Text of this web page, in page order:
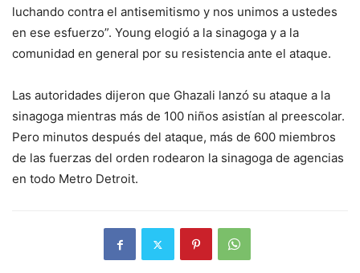
luchando contra el antisemitismo y nos unimos a ustedes
en ese esfuerzo”. Young elogió a la sinagoga y a la
comunidad en general por su resistencia ante el ataque.
Las autoridades dijeron que Ghazali lanzó su ataque a la
sinagoga mientras más de 100 niños asistían al preescolar.
Pero minutos después del ataque, más de 600 miembros
de las fuerzas del orden rodearon la sinagoga de agencias
en todo Metro Detroit.